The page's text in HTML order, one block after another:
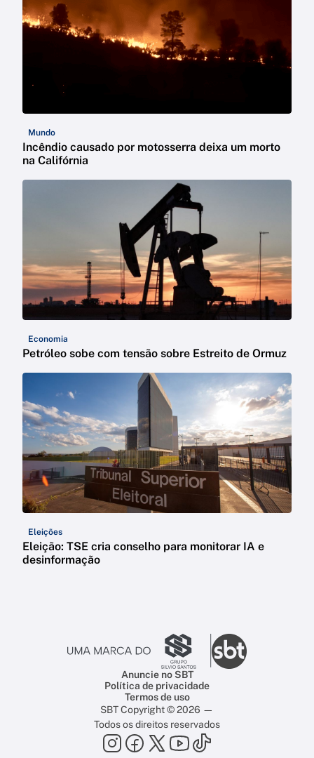
Mundo
Incêndio causado por motosserra deixa um morto
na Califórnia
Economia
Petróleo sobe com tensão sobre Estreito de Ormuz
Eleições
Eleição: TSE cria conselho para monitorar IA e
desinformação
Anuncie no SBT
Política de privacidade
Termos de uso
SBT Copyright © 2026 —
Todos os direitos reservados